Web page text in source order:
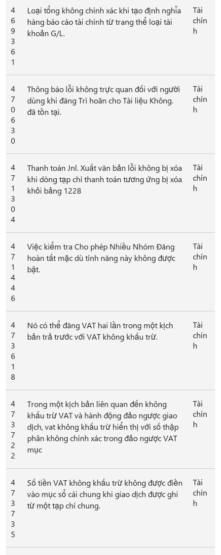
4
6
9
3
6
1
Loại tổng không chính xác khi tạo định nghĩa
hàng báo cáo tài chính từ trang thể loại tài
khoản G/L.
Tài
chín
h
4
7
0
6
3
0
Thông báo lỗi không trực quan đối với người
dùng khi đăng Trì hoãn cho Tài liệu Không.
đã tồn tại.
Tài
chín
h
4
7
1
3
0
4
Thanh toán Jnl. Xuất văn bản lỗi không bị xóa
khi dòng tạp chí thanh toán tương ứng bị xóa
khỏi bảng 1228
Tài
chín
h
4
7
1
4
4
6
Việc kiểm tra Cho phép Nhiều Nhóm Đăng
hoàn tất mặc dù tính năng này không được
bật.
Tài
chín
h
4
7
3
6
1
8
Nó có thể đăng VAT hai lần trong một kịch
bản trả trước với VAT không khấu trừ.
Tài
chín
h
4
7
3
7
2
2
Trong một kịch bản liên quan đến không
khấu trừ VAT và hành động đảo ngược giao
dịch, vat không khấu trừ hiển thị với số thập
phân không chính xác trong đảo ngược VAT
mục
Tài
chín
h
4
7
3
7
3
5
Số tiền VAT không khấu trừ không được điền
vào mục sổ cái chung khi giao dịch được ghi
từ một tạp chí chung.
Tài
chín
h